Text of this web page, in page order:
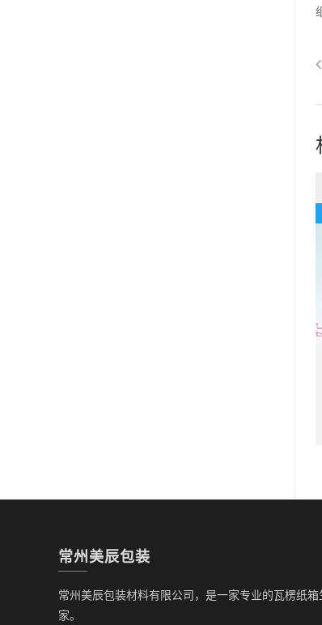
常州美辰包装
常州美辰包装材料有限公司，是一家专业的瓦楞纸箱
家。